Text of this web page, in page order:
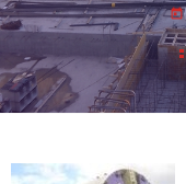
today